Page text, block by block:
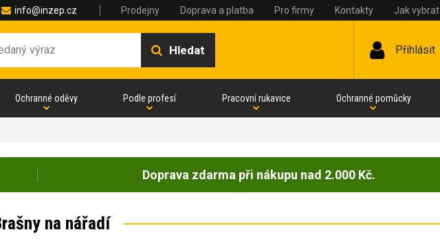
info@inzep.cz Prodejny Doprava a platba Pro firmy Kontakty Jak vybrat
Hledat Přihlásit
Ochranné oděvy Podle profesí Pracovní rukavice Ochranné pomůcky
Doprava zdarma při nákupu nad 2.000 Kč.
na nářadí